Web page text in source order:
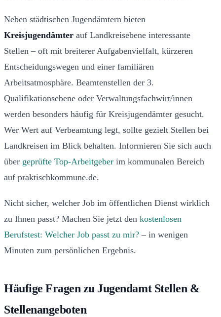
Neben städtischen Jugendämtern bieten
Kreisjugendämter auf Landkreisebene interessante
Stellen – oft mit breiterer Aufgabenvielfalt, kürzeren
Entscheidungswegen und einer familiären
Arbeitsatmosphäre. Beamtenstellen der 3.
Qualifikationsebene oder Verwaltungsfachwirt/innen
werden besonders häufig für Kreisjugendämter gesucht.
Wer Wert auf Verbeamtung legt, sollte gezielt Stellen bei
Landkreisen im Blick behalten. Informieren Sie sich auch
über geprüfte Top-Arbeitgeber im kommunalen Bereich
auf praktischkommune.de.
Nicht sicher, welcher Job im öffentlichen Dienst wirklich
zu Ihnen passt? Machen Sie jetzt den kostenlosen
Berufstest: Welcher Job passt zu mir? – in wenigen
Minuten zum persönlichen Ergebnis.
Häufige Fragen zu Jugendamt Stellen &
Stellenangeboten